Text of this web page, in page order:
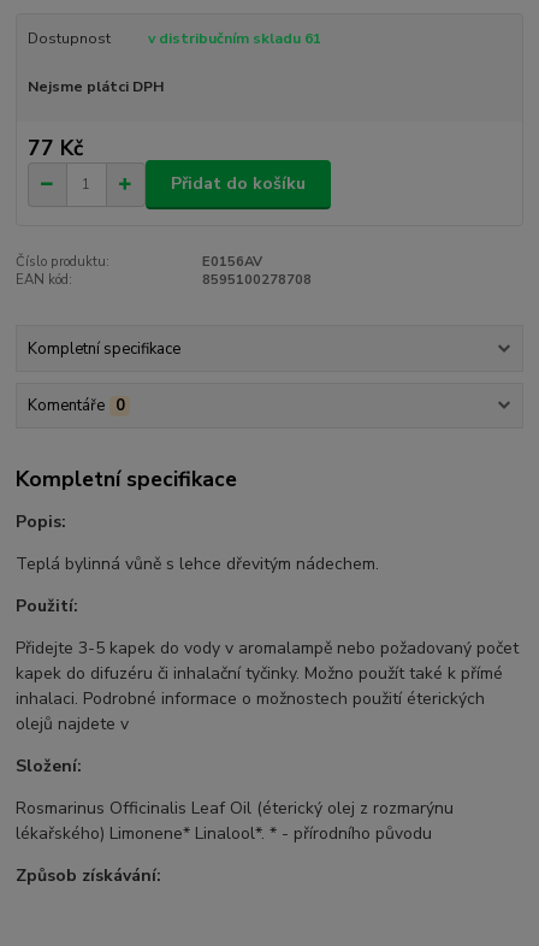
Dostupnost v distribučním skladu 61
Nejsme plátci DPH
77 Kč
Přidat do košíku
Číslo produktu:
E0156AV
EAN kód:
8595100278708
Kompletní specifikace
Komentáře 0
Kompletní specifikace
Popis:
Teplá bylinná vůně s lehce dřevitým nádechem.
Použití:
Přidejte 3-5 kapek do vody v aromalampě nebo požadovaný počet
kapek do difuzéru či inhalační tyčinky. Možno použít také k přímé
inhalaci. Podrobné informace o možnostech použití éterických
olejů najdete v
Složení:
Rosmarinus Officinalis Leaf Oil (éterický olej z rozmarýnu
lékařského) Limonene* Linalool*. * - přírodního původu
Způsob získávání: